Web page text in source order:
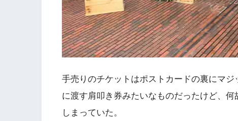
手売りのチケットはポストカードの裏にマ
に渡す肩叩き券みたいなものだったけど、
しまっていた。